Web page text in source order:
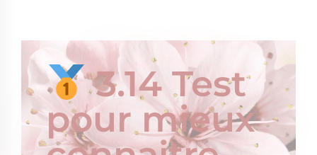
3.14 Test
pour mieux